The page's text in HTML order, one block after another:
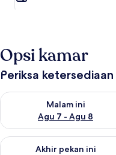
Opsi kamar
Periksa
Malam ini
Agu 7 - Agu 8
Periksa ketersediaan
Akhir pekan ini
Periksa ketersediaan